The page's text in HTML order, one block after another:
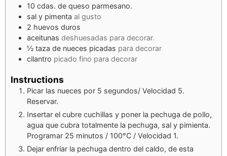
10 cdas. de queso parmesano.
sal y pimenta al gusto
2 huevos duros
aceitunas deshuesadas para decorar.
½ taza de nueces picadas para decorar
cilantro picado fino para decorar
Instructions
Picar las nueces por 5 segundos/ Velocidad 5.
Reservar.
Insertar el cubre cuchillas y poner la pechuga de pollo,
agua que cubra totalmente la pechuga, sal y pimienta.
Programar 25 minutos / 100°C / Velocidad 1.
Dejar enfriar la pechuga dentro del caldo, de esta